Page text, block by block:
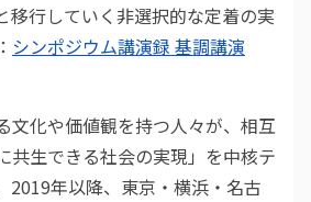
移行していく非選択的な定着の実
シンポジウム講演録 基調講演
文化や価値観を持つ人々が、相互
共生できる社会の実現」を中核テ
2019年以降、東京・横浜・名古